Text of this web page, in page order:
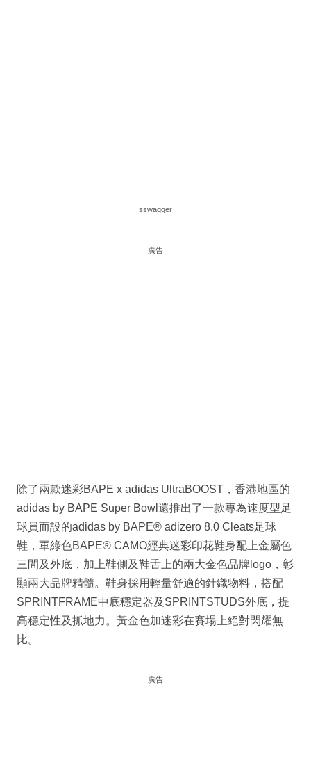
sswagger
廣告
除了兩款迷彩BAPE x adidas UltraBOOST，香港地區的
adidas by BAPE Super Bowl還推出了一款專為速度型足
球員而設的adidas by BAPE® adizero 8.0 Cleats足球
鞋，軍綠色BAPE® CAMO經典迷彩印花鞋身配上金屬色
三間及外底，加上鞋側及鞋舌上的兩大金色品牌logo，彰
顯兩大品牌精髓。鞋身採用輕量舒適的針織物料，搭配
SPRINTFRAME中底穩定器及SPRINTSTUDS外底，提
高穩定性及抓地力。黃金色加迷彩在賽場上絕對閃耀無
比。
廣告